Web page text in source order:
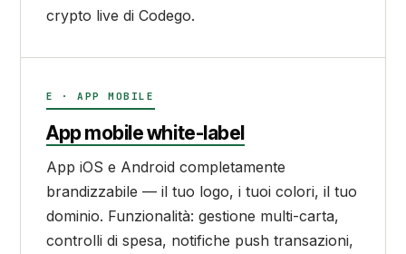
crypto live di Codego.
E · APP MOBILE
App mobile white-label
App iOS e Android completamente
brandizzabile — il tuo logo, i tuoi colori, il tuo
dominio. Funzionalità: gestione multi-carta,
controlli di spesa, notifiche push transazioni,